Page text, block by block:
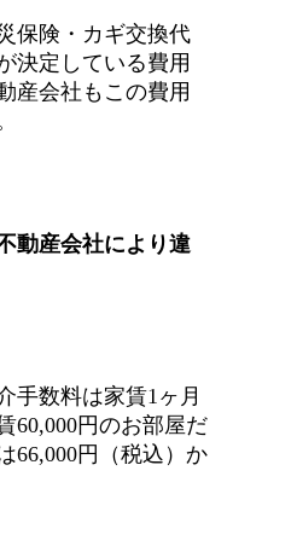
保険・カギ交換代
決定している費用
産会社もこの費用
動産会社により違
手数料は家賃1ヶ月
60,000円のお部屋だ
66,000円（税込）か